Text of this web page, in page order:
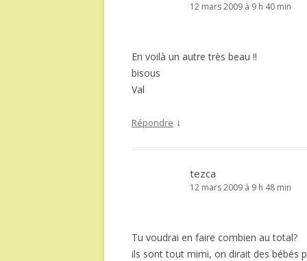
12 mars 2009 à 9 h 40 min
En voilà un autre très beau !!
bisous
Val
Répondre ↓
tezca
12 mars 2009 à 9 h 48 min
Tu voudrai en faire combien au total?
ils sont tout mimi, on dirait des bébés